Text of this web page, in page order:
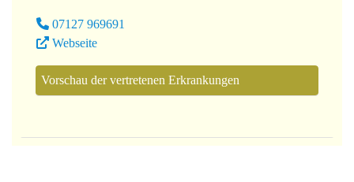
07127 969691
Webseite
Vorschau der vertretenen Erkrankungen